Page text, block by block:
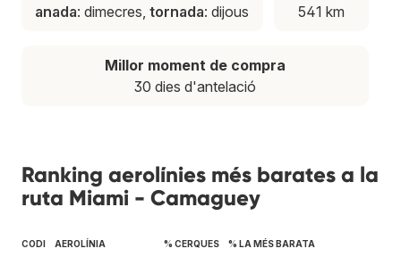
anada: dimecres,tornada: dijous
541 km
Millor moment de compra
30 dies d'antelació
Ranking aerolínies més barates a la
ruta Miami - Camaguey
CODI AEROLÍNIA % CERQUES % LA MÉS BARATA